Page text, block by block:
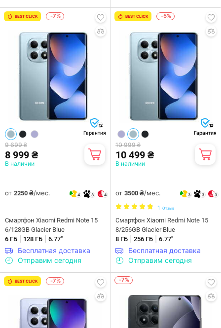
BEST CLICK -7%
12
Гарантия
9 699 ₴
8 999 ₴
В наличии
от 2250 ₴/мес. 4 3 4
Смартфон Xiaomi Redmi Note 15
6/128GB Glacier Blue
6 ГБ
128 ГБ 6.77"
Бесплатная доставка
Отправим сегодня
BEST CLICK -5%
12
Гарантия
10 999 ₴
10 499 ₴
В наличии
от 3500 ₴/мес. 3 3 3
1 Отзыв
Смартфон Xiaomi Redmi Note 15
8/256GB Glacier Blue
8 ГБ
256 ГБ 6.77"
Бесплатная доставка
Отправим сегодня
BEST CLICK -7% -7%